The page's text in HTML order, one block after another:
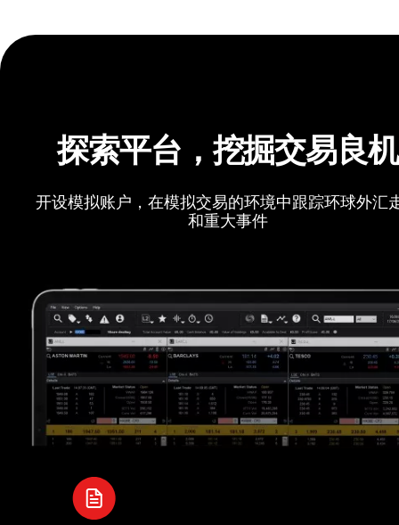
探索平台，挖掘交易良机
开设模拟账户，在模拟交易的环境中跟踪环球外汇
和重大事件